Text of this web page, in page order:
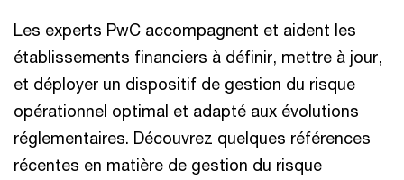
Les experts PwC accompagnent et aident les
établissements financiers à définir, mettre à jour,
et déployer un dispositif de gestion du risque
opérationnel optimal et adapté aux évolutions
réglementaires. Découvrez quelques références
récentes en matière de gestion du risque